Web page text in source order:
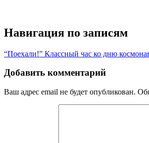
Навигация по записям
“Поехали!” Классный час ко дню
Добавить комментарий
Ваш адрес email не будет опубликован.